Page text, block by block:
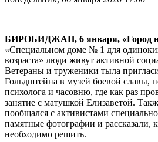
дома
побывал
врио
губернатора
ЕАО
БИРОБИДЖАН, 6 января, «Город
«Специальном доме № 1 для
возраста» люди живут активной
Ветераны и труженики тыла
Гольдштейна в музей боевой славы,
психолога и часовню, где как раз
занятие с матушкой Елизаветой.
пообщался с активистами
памятные фотографии и рассказали,
необходимо решить.